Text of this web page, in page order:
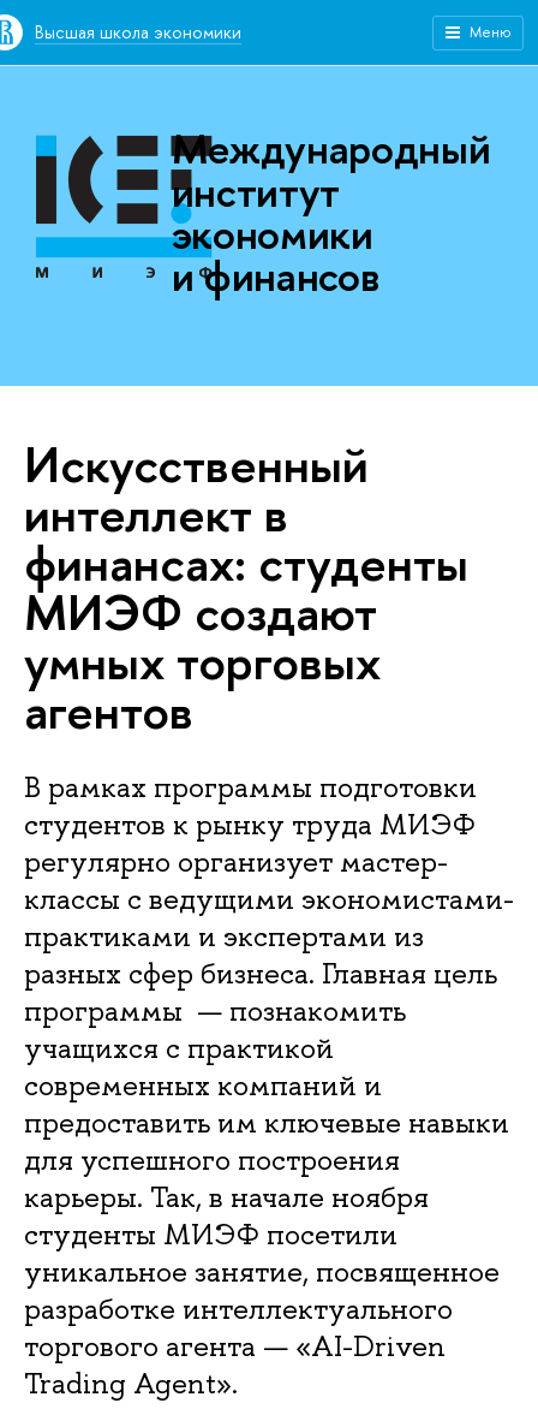
Высшая школа экономики Меню
Международный
институт
экономики
и финансов
Искусственный
интеллект в
финансах: студенты
МИЭФ создают
умных торговых
агентов
В рамках программы подготовки
студентов к рынку труда МИЭФ
регулярно организует мастер-
классы с ведущими экономистами-
практиками и экспертами из
разных сфер бизнеса. Главная цель
программы — познакомить
учащихся с практикой
современных компаний и
предоставить им ключевые навыки
для успешного построения
карьеры. Так, в начале ноября
студенты МИЭФ посетили
уникальное занятие, посвященное
разработке интеллектуального
торгового агента — «AI-Driven
Trading Agent».